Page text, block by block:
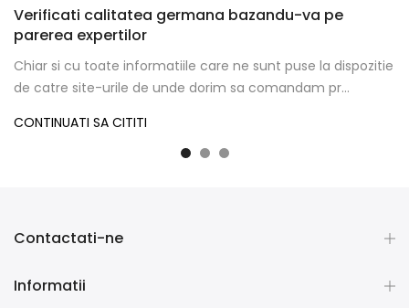
Verificati calitatea germana bazandu-va pe
parerea expertilor
Chiar si cu toate informatiile care ne sunt puse la dispozitie
de catre site-urile de unde dorim sa comandam pr...
CONTINUATI SA CITITI
Contactati-ne
Informatii